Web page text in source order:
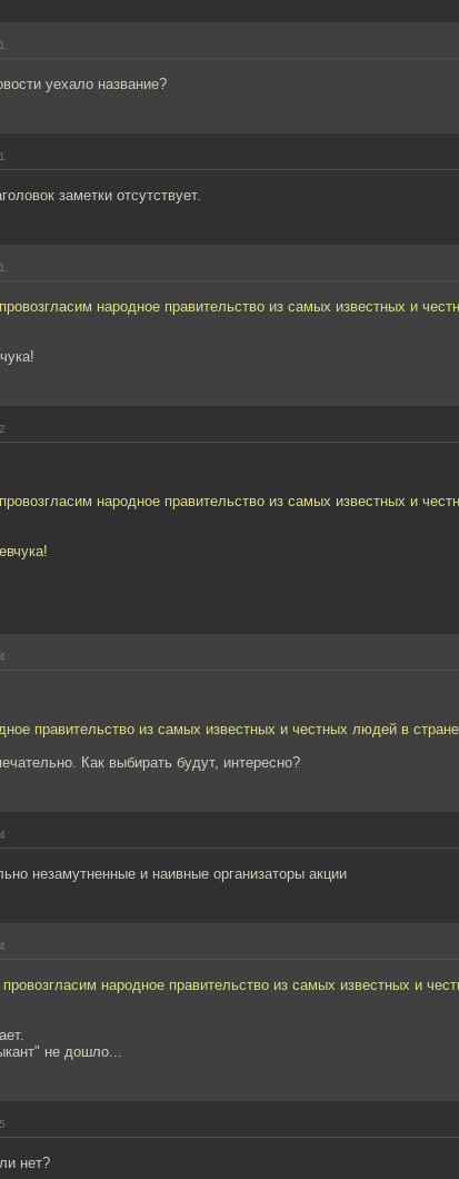
уехало название?
заметки отсутствует.
народное правительство из самых известных и
народное правительство из самых известных и
правительство из самых известных и честных людей в
Как выбирать будут, интересно?
незамутненные и наивные организаторы акции
народное правительство из самых известных и
не дошло...
нет?